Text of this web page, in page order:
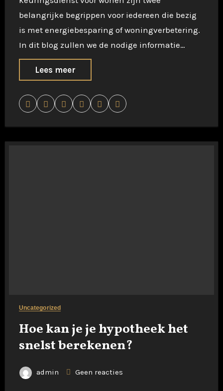
belangrijke begrippen voor iedereen die bezig
is met energiebesparing of woningverbetering.
In dit blog zullen we de nodige informatie…
Lees meer
Uncategorized
Hoe kan je je hypotheek het
snelst berekenen?
admin Geen reacties